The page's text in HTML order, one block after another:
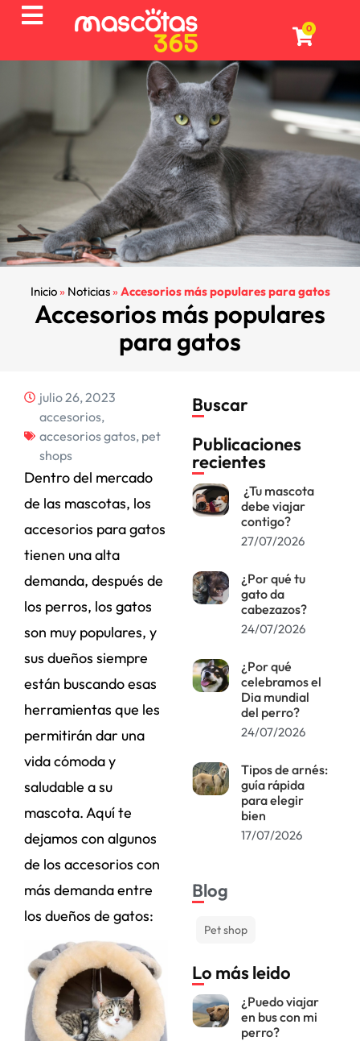
0
Inicio» Noticias»Accesorios más populares para gatos
Accesorios más populares
para gatos
julio 26, 2023
accesorios,
accesorios gatos, pet
shops
Dentro del mercado
de las mascotas, los
accesorios para gatos
tienen una alta
demanda, después de
los perros, los gatos
son muy populares, y
sus dueños siempre
están buscando esas
herramientas que les
permitirán dar una
vida cómoda y
saludable a su
mascota. Aquí te
dejamos con algunos
de los accesorios con
más demanda entre
los dueños de gatos:
Buscar
Publicaciones
recientes
¿Tu mascota
debe viajar
contigo?
27/07/2026
¿Por qué tu
gato da
cabezazos?
24/07/2026
¿Por qué
celebramos el
Dia mundial
del perro?
24/07/2026
Tipos de arnés:
guía rápida
para elegir
bien
17/07/2026
Blog
Pet shop
Lo más leido
¿Puedo viajar
en bus con mi
perro?